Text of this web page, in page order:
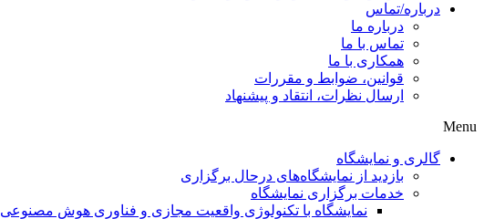
درباره/تماس
درباره ما
تماس با ما
همکاری با ما
قوانین، ضوابط و مقررات
ارسال نظرات، انتقاد و پیشنهاد
Menu
گالری و نمایشگاه
بازدید از نمایشگاه‌های درحال برگزاری
خدمات برگزاری نمایشگاه
نمایشگاه با تکنولوژی واقعیت مجازی و فناوری هوش مصنوعی